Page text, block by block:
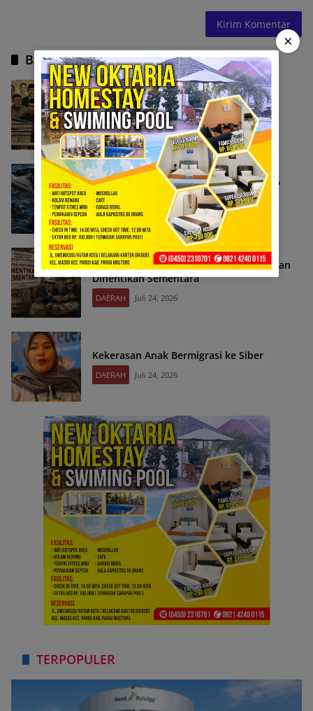
BACA JUGA
Menilik Kerugian Proyek Perpustakaan
DAERAH Juli 30, 2026
Patah Jadi Dua, Speedboat dan 11 WNA
Tenggelam
DAERAH Juli 25, 2026
Aktivitas 36 Perusahaan Tambang Batuan
Dihentikan Sementara
DAERAH Juli 24, 2026
Kekerasan Anak Bermigrasi ke Siber
DAERAH Juli 24, 2026
TERPOPULER
×